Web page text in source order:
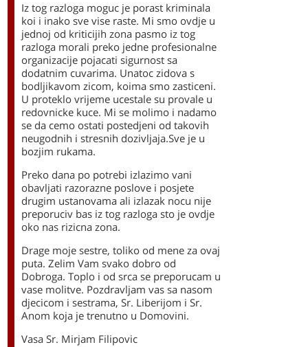
Iz tog razloga moguc je porast kriminala
koi i inako sve vise raste. Mi smo ovdje u
jednoj od kriticijih zona pasmo iz tog
razloga morali preko jedne profesionalne
organizacije pojacati sigurnost sa
dodatnim cuvarima. Unatoc zidova s
bodljikavom zicom, koima smo zasticeni.
U proteklo vrijeme ucestale su provale u
redovnicke kuce. Mi se molimo i nadamo
se da cemo ostati postedjeni od takovih
neugodnih i stresnih dozivljaja.Sve je u
bozjim rukama.
Preko dana po potrebi izlazimo vani
obavljati razorazne poslove i posjete
drugim ustanovama ali izlazak nocu nije
preporuciv bas iz tog razloga sto je ovdje
oko nas rizicna zona.
Drage moje sestre, toliko od mene za ovaj
puta. Zelim Vam svako dobro od
Dobroga. Toplo i od srca se preporucam u
vase molitve. Pozdravljam vas sa nasom
djecicom i sestrama, Sr. Liberijom i Sr.
Anom koja je trenutno u Domovini.
Vasa Sr. Mirjam Filipovic